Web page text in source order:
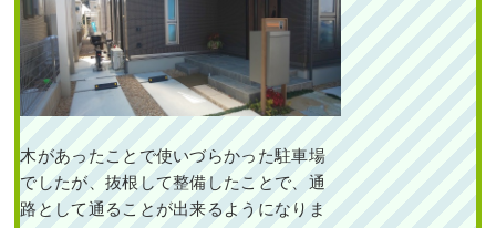
木があったことで使いづらかった駐車場
でしたが、抜根して整備したことで、通
路として通ることが出来るようになりま